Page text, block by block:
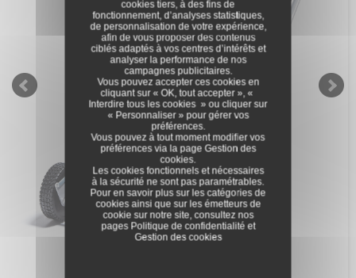
cookies tiers, à des fins de
fonctionnement, d’analyses statistiques,
de personnalisation de votre expérience,
afin de vous proposer des contenus
ciblés adaptés à vos centres d’intérêts et
analyser la performance de nos
campagnes publicitaires.
Vous pouvez accepter ces cookies en
cliquant sur « OK, tout accepter », «
Interdire tous les cookies » ou cliquer sur
« Personnaliser » pour gérer vos
préférences.
Vous pouvez à tout moment modifier vos
préférences via la page Gestion des
cookies.
Les cookies fonctionnels et nécessaires
à la sécurité ne sont pas paramétrables.
Pour en savoir plus sur les catégories de
cookies ainsi que sur les émetteurs de
cookie sur notre site, consultez nos
pages Politique de confidentialité et
Gestion des cookies